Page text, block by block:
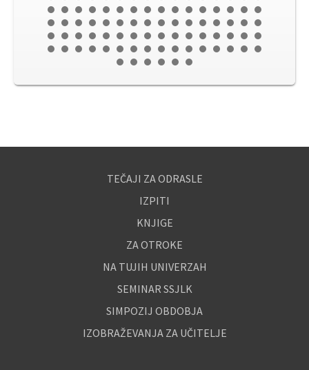
TEČAJI ZA ODRASLE
IZPITI
KNJIGE
ZA OTROKE
NA TUJIH UNIVERZAH
SEMINAR SSJLK
SIMPOZIJ OBDOBJA
IZOBRAŽEVANJA ZA UČITELJE